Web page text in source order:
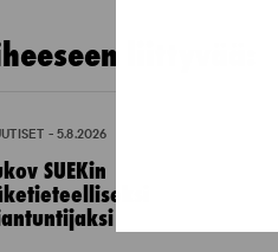
liittyvää:
- 5.8.2026
SUEKin